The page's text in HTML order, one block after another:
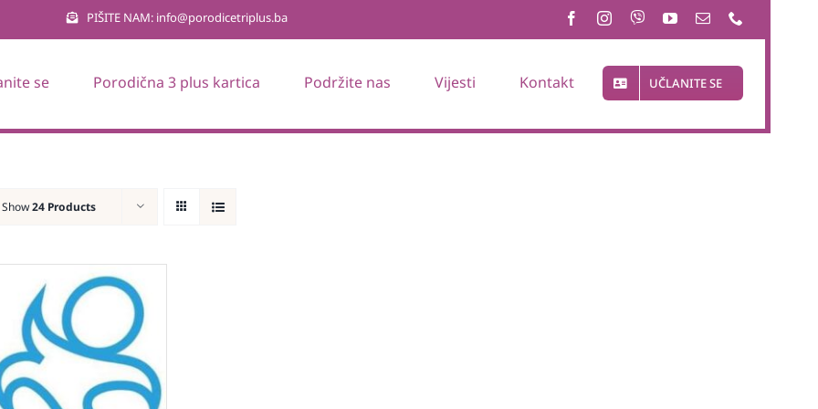
PIŠITE NAM: info@porodicetriplus.ba
se Porodična 3 plus kartica Podržite nas Vijesti Kontakt UČLANITE SE
Show24 Products